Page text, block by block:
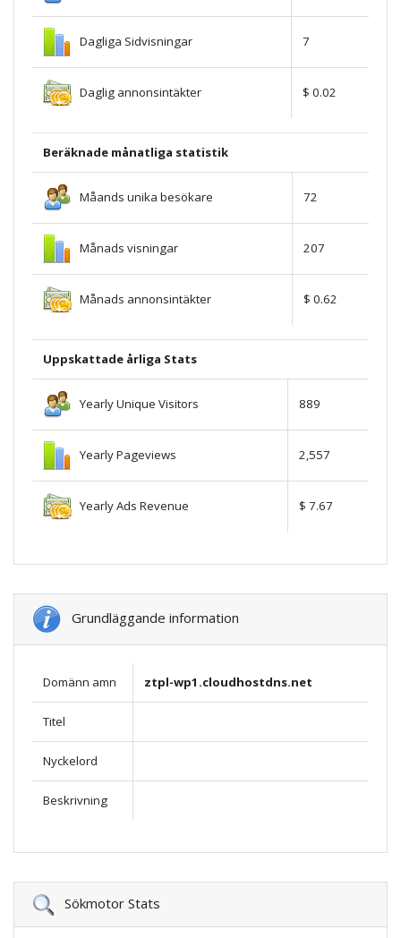
Dagliga Sidvisningar 7
Daglig annonsintäkter $ 0.02
Beräknade månatliga statistik
Måands unika besökare 72
Månads visningar 207
Månads annonsintäkter $ 0.62
Uppskattade årliga Stats
Yearly Unique Visitors 889
Yearly Pageviews 2,557
Yearly Ads Revenue $ 7.67
Grundläggande information
Domänn amn ztpl-wp1.cloudhostdns.net
Titel
Nyckelord
Beskrivning
Sökmotor Stats